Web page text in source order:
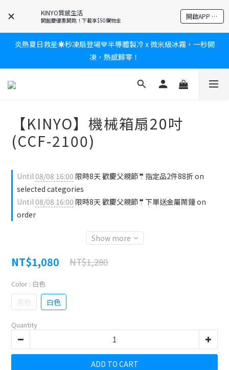
KINYO質感生活
開館慶優惠開跑！下載享$50購物金 開啟APP 享隱藏優惠
新會員送$100購物金✨再享消費回饋無極限
爸氣有禮賞🎁全館任2件9折✨刮鬍刀、按摩家電、電動牙刷、藍芽
耳機🎀給爸爸一個驚喜大禮包
炎熱夏日救星☀️秒凍扇登場💙半導體製冷 x 微米級冰霧，一秒開
凍，熱感歸零！
新會員送$100購物金✨再享消費回饋無極限
【KINYO】機械箱扇20吋
(CCF-2100)
Until08/08 16:00 限時8天 歡慶父親節🤵指定品2件88折 on
selected categories
Until08/08 16:00 限時8天 歡慶父親節🤵下單送金屬鬧鐘 on
order
Show more
NT$1,080 NT$1,280
Color : 白色
黑色 白色
Quantity
ADD TO CART